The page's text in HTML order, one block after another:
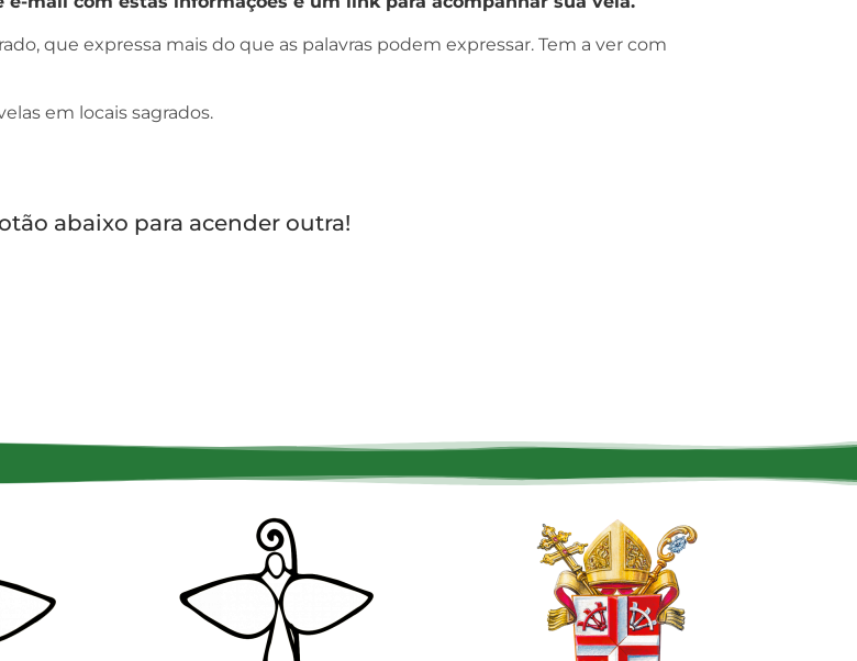
que expressa mais do que as palavras podem expressar. Tem a ver com
em locais sagrados.
abaixo para acender outra!